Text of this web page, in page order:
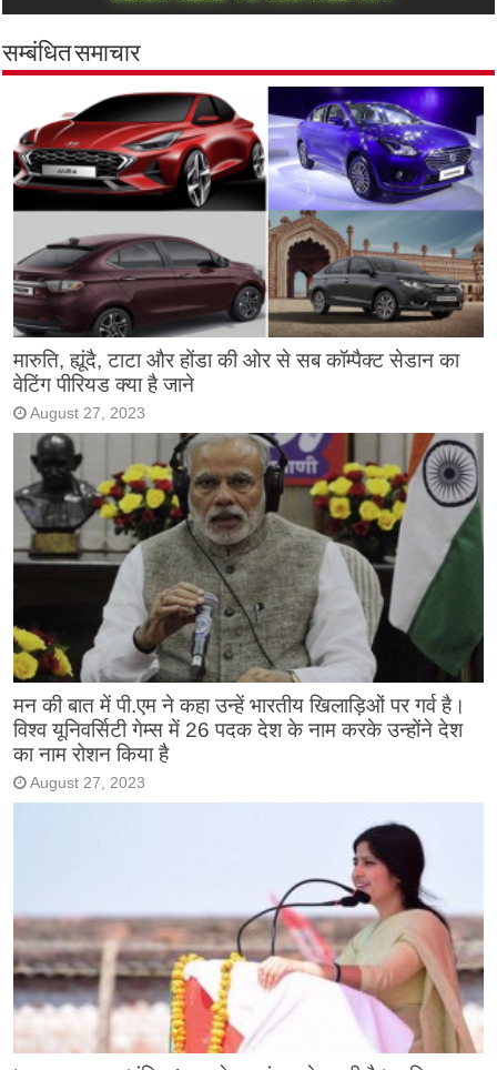
सम्बंधित समाचार
मारुति, ह्यूंदै, टाटा और होंडा की ओर से सब कॉम्पैक्ट सेडान का
वेटिंग पीरियड क्या है जाने
August 27, 2023
मन की बात में पी.एम ने कहा उन्हें भारतीय खिलाड़िओं पर गर्व है।
विश्व यूनिवर्सिटी गेम्स में 26 पदक देश के नाम करके उन्होंने देश
का नाम रोशन किया है
August 27, 2023